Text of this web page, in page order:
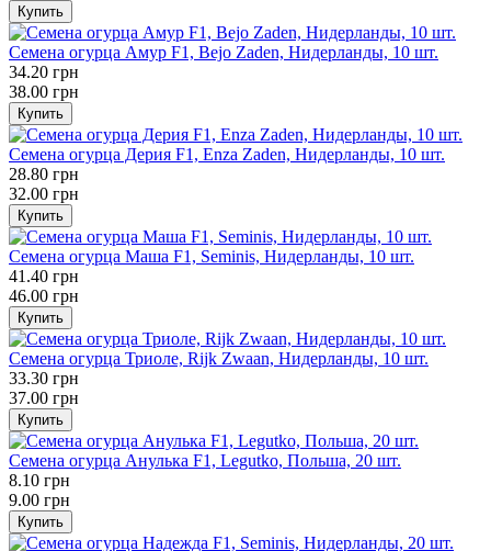
Купить
Семена огурца Амур F1, Bejo Zaden, Нидерланды, 10 шт.
34.20 грн
38.00 грн
Купить
Семена огурца Дерия F1, Enza Zaden, Нидерланды, 10 шт.
28.80 грн
32.00 грн
Купить
Семена огурца Маша F1, Seminis, Нидерланды, 10 шт.
41.40 грн
46.00 грн
Купить
Семена огурца Триоле, Rijk Zwaan, Нидерланды, 10 шт.
33.30 грн
37.00 грн
Купить
Семена огурца Анулька F1, Legutko, Польша, 20 шт.
8.10 грн
9.00 грн
Купить